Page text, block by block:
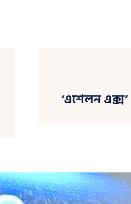
‘এশেলন এক্স’